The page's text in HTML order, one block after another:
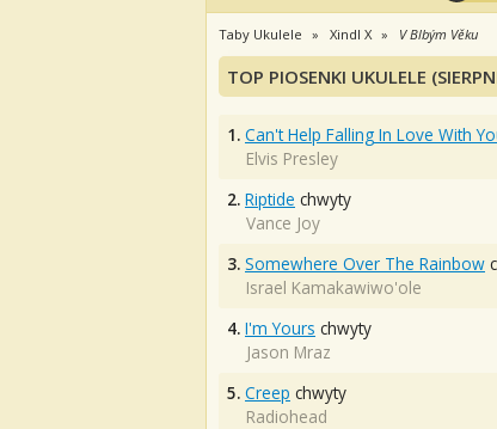
Taby Ukulele Xindl X V Blbým Věku
TOP PIOSENKI UKULELE
1. Can't Help Falling In Love With
Elvis Presley
2. Riptide chwyty
Vance Joy
3. Somewhere Over The Rainbow
Israel Kamakawiwo'ole
4. I'm Yours chwyty
Jason Mraz
5. Creep chwyty
Radiohead